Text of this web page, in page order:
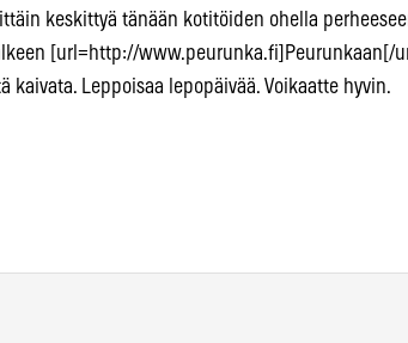
keskittyä tänään kotitöiden ohella
[url=http://www.peurunka.fi]Peurunkaan[/
kaivata. Leppoisaa lepopäivää. Voikaatte hyvin.